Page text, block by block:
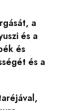
a
és a
és
és a